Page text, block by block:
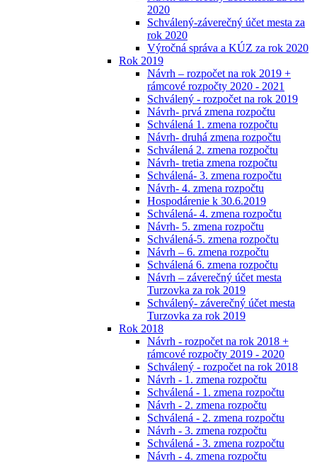
2020
Schválený-záverečný účet mesta za
rok 2020
Výročná správa a KÚZ za rok 2020
Rok 2019
Návrh – rozpočet na rok 2019 +
rámcové rozpočty 2020 - 2021
Schválený - rozpočet na rok 2019
Návrh- prvá zmena rozpočtu
Schválená 1. zmena rozpočtu
Návrh- druhá zmena rozpočtu
Schválená 2. zmena rozpočtu
Návrh- tretia zmena rozpočtu
Schválená- 3. zmena rozpočtu
Návrh- 4. zmena rozpočtu
Hospodárenie k 30.6.2019
Schválená- 4. zmena rozpočtu
Návrh- 5. zmena rozpočtu
Schválená-5. zmena rozpočtu
Návrh – 6. zmena rozpočtu
Schválená 6. zmena rozpočtu
Návrh – záverečný účet mesta
Turzovka za rok 2019
Schválený- záverečný účet mesta
Turzovka za rok 2019
Rok 2018
Návrh - rozpočet na rok 2018 +
rámcové rozpočty 2019 - 2020
Schválený - rozpočet na rok 2018
Návrh - 1. zmena rozpočtu
Schválená - 1. zmena rozpočtu
Návrh - 2. zmena rozpočtu
Schválená - 2. zmena rozpočtu
Návrh - 3. zmena rozpočtu
Schválená - 3. zmena rozpočtu
Návrh - 4. zmena rozpočtu